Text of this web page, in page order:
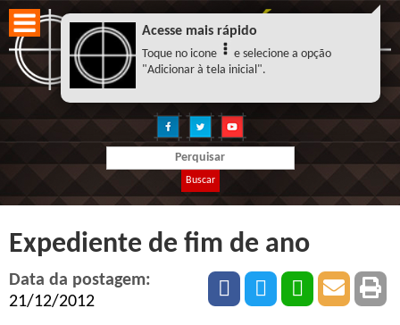
Buscar
Expediente de fim de ano
Data da postagem:
21/12/2012
Acesse mais rápido
Toque no icone
e selecione a opção
"Adicionar à tela inicial".